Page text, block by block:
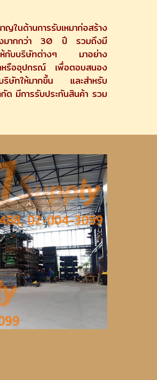
นด้านการรับเหมาก่อสร้าง
างมากกว่า 30 ปี รวมถึงมี
าให้กับบริษัทต่างๆ มาอย่าง
หรืออุปกรณ์ เพื่อตอบสนอง
บริษัทให้มากขึ้น และสำหรับ
มีการรับประกันสินค้า รวม